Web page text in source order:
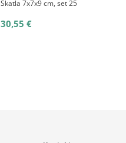
Škatla 7x7x9 cm, set 25
30,55 €